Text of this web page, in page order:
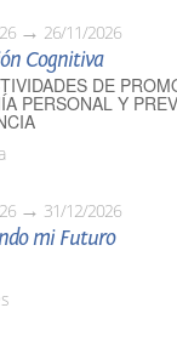
26/11/2026
Cognitiva
DE
PERSONAL Y
31/12/2026
mi Futuro